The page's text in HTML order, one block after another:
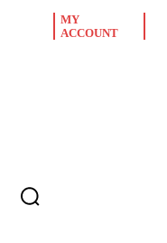
MY
ACCOUNT